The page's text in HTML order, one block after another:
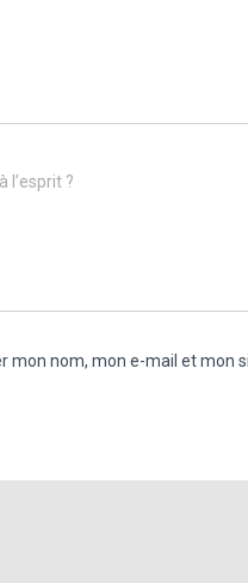
l’esprit ?
mon nom, mon e-mail et mon